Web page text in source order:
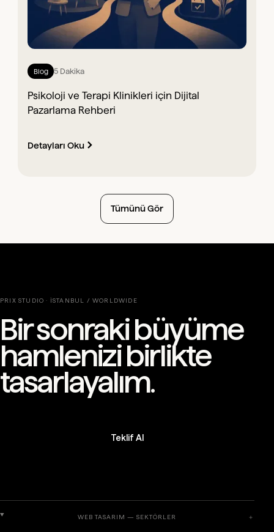
Blog 5 Dakika
Psikoloji ve Terapi Klinikleri için Dijital
Pazarlama Rehberi
Detayları Oku
Tümünü Gör
PRIX STUDIO · İSTANBUL / WORLDWIDE
Bir sonraki büyüme
hamlenizi birlikte
tasarlayalım.
Teklif Al
WEB TASARIM — SEKTÖRLER ＋